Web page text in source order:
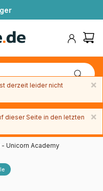
30 Tage später bezahlen
mit Paypal
- Unicorn Academy
×
derzeit leider nicht
×
dieser Seite in den letzten